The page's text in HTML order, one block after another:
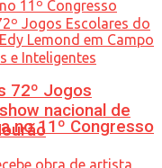
no 11º Congresso
72º Jogos
nacional de